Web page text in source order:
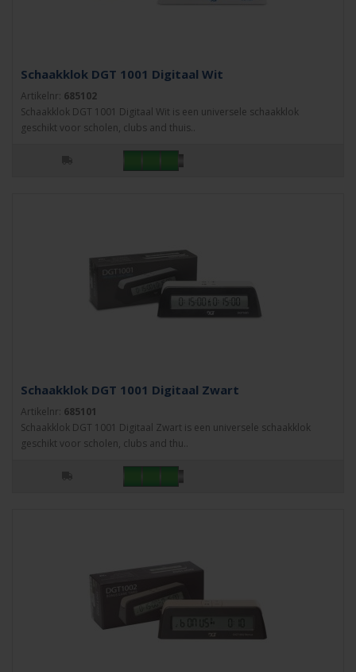
Schaakklok DGT 1001 Digitaal Wit
Artikelnr: 685102
Schaakklok DGT 1001 Digitaal Wit is een universele schaakklok
geschikt voor scholen, clubs and thuis..
Schaakklok DGT 1001 Digitaal Zwart
Artikelnr: 685101
Schaakklok DGT 1001 Digitaal Zwart is een universele schaakklok
geschikt voor scholen, clubs and thu..